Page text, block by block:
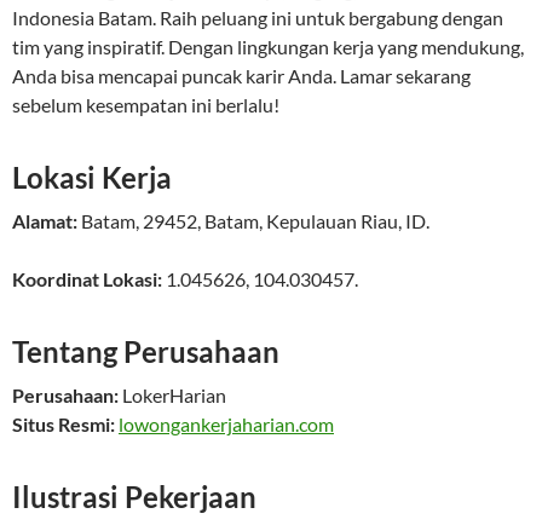
Indonesia Batam. Raih peluang ini untuk bergabung dengan
tim yang inspiratif. Dengan lingkungan kerja yang mendukung,
Anda bisa mencapai puncak karir Anda. Lamar sekarang
sebelum kesempatan ini berlalu!
Lokasi Kerja
Alamat: Batam, 29452, Batam, Kepulauan Riau, ID.
Koordinat Lokasi: 1.045626, 104.030457.
Tentang Perusahaan
Perusahaan: LokerHarian
Situs Resmi: lowongankerjaharian.com
Ilustrasi Pekerjaan